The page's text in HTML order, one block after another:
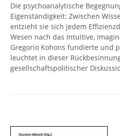
Die psychoanalytische
Eigenständigkeit: Zwischen
entzieht sie sich jedem
Wesen nach das Intuitive,
Gregorio Kohons fundierte und
leuchtet in dieser
gesellschaftspolitischer